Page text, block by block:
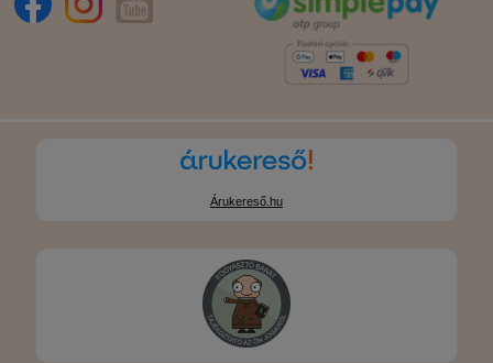
Árukereső.hu